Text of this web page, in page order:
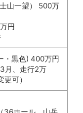
山一望） 500万
円
・黒色) 400万円
月、走行2万
可）